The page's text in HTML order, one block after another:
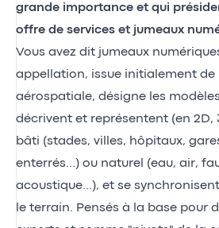
grande importance et qui
offre de services et jumeaux
Vous avez dit jumeaux
appellation, issue initialement de
aérospatiale, désigne les
décrivent et représentent (en
bâti (stades, villes, hôpitaux,
enterrés…) ou naturel (eau, air,
acoustique…), et se
le terrain. Pensés à la base pour